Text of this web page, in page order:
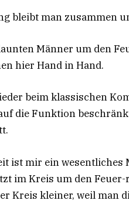
bleibt man zusammen
Männer um den
hier Hand in Hand.
beim klassischen
die Funktion
ist mir ein
im Kreis um den
Kreis kleiner, weil man